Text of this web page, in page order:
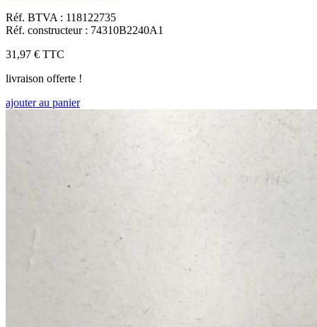
Réf. BTVA : 118122735
Réf. constructeur : 74310B2240A1
31,97 € TTC
livraison offerte !
ajouter au panier